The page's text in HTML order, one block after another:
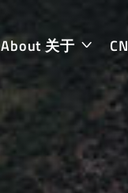
About 关于 CN